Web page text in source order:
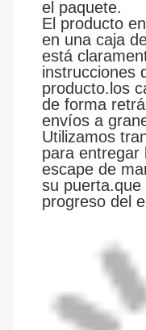
el paquete.
El producto
en una caja
está
instrucciones
producto.los
de forma
envíos a
Utilizamos
para entregar
escape de
su puerta.que
progreso del